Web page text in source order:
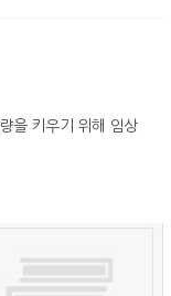
을 키우기 위해 임상